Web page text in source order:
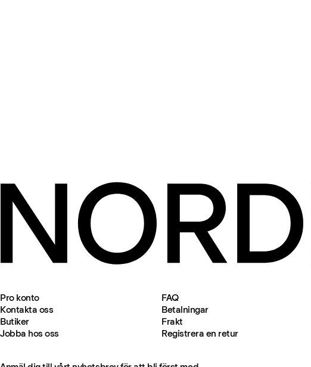
Pro konto
Kontakta oss
Butiker
Jobba hos oss
FAQ
Betalningar
Frakt
Registrera en retur